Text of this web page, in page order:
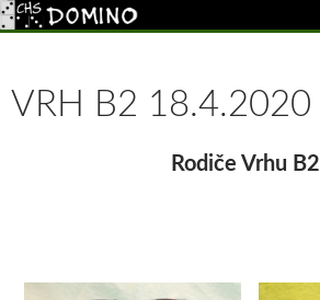
CHS Domino – morčata
PŘEJÍT
WEBU
VRH B2 18.4.2020
Rodiče Vrhu B2